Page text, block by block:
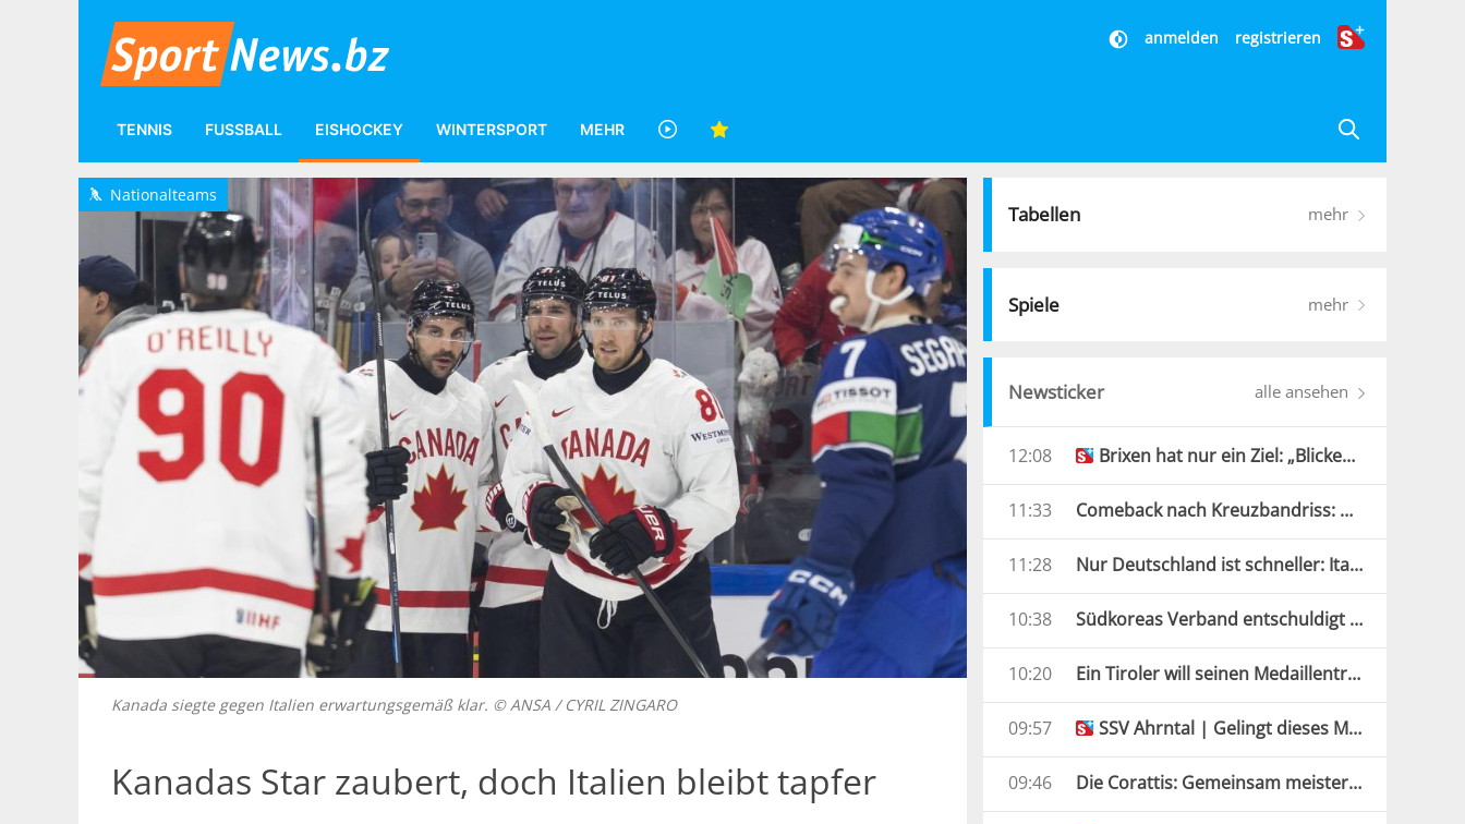
anmelden registrieren
TENNIS FUSSBALL EISHOCKEY WINTERSPORT MEHR
h Nationalteams
Kanada siegte gegen Italien erwartungsgemäß klar. © ANSA / CYRIL ZINGARO
Kanadas Star zaubert, doch Italien bleibt tapfer
Tabellen mehr
Spiele mehr
Newsticker alle ansehen
12:08 Brixen hat nur ein Ziel: „Blicken nicht in die Vergangenheit“
11:33 Comeback nach Kreuzbandriss: ÖSV-Star kann wieder lachen
11:28 Nur Deutschland ist schneller: Italien erobert Mixed-Silber
10:38 Südkoreas Verband entschuldigt sich im Sex-Massagen-Skandal
10:20 Ein Tiroler will seinen Medaillentraum wiederholen
09:57 SSV Ahrntal | Gelingt dieses Mal auch der Start?
09:46 Die Corattis: Gemeinsam meistern sie jedes Schicksal